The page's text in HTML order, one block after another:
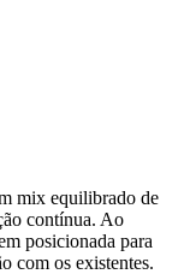
mix equilibrado de
contínua. Ao
posicionada para
com os existentes.